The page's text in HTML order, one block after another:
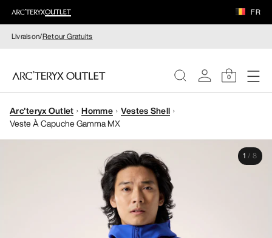
FR
Livraison/Retour Gratuits
0
FEMME
Arc'teryx Outlet Homme
Vestes Shell
Veste À Capuche Gamma MX
1 / 8